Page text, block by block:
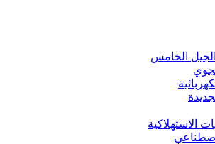
الخامس
الاستهلاكية